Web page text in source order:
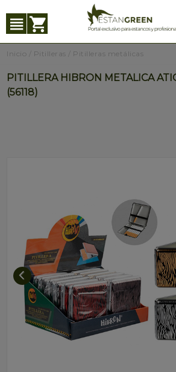
Inicio Pitilleras Pitilleras metálicas
PITILLERA HIBRON METALICA
(56118)